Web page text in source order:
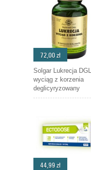
72,00 zł
Solgar Lukrecja DGL
wyciąg z korzenia
deglicyryzowany
44,99 zł